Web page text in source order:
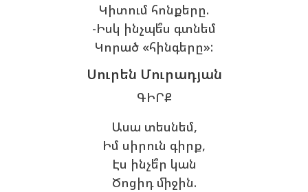
Կիտում հոնքերը.
-Իսկ ինչպե՞ս գտնեմ
Կորած «հինգերը»:
Սուրեն Մուրադյան
ԳԻՐՔ
Ասա տեսնեմ,
Իմ սիրուն գիրք,
Էս ինչե՞ր կան
Ծոցիդ միջին.